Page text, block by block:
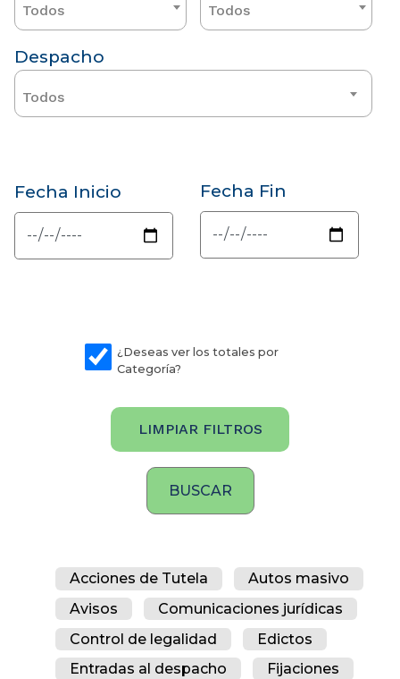
Todos Todos
Despacho
Todos
Fecha Inicio Fecha Fin
¿Deseas ver los totales por
Categoría?
LIMPIAR FILTROS
Acciones de Tutela
Autos masivo
Avisos
Comunicaciones jurídicas
Control de legalidad
Edictos
Entradas al despacho
Fijaciones